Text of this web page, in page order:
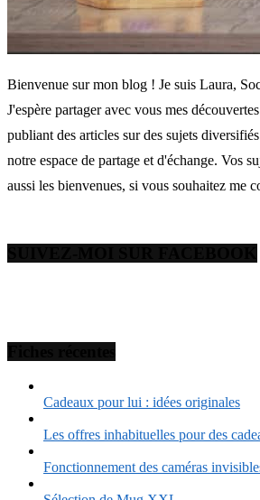
Bienvenue sur mon blog ! Je suis Laura,
J'espère partager avec vous mes
publiant des articles sur des sujets
notre espace de partage et d'échange. Vos
aussi les bienvenues, si vous souhaitez me
Cadeaux pour lui : idées originales
Les offres inhabituelles pour des
Fonctionnement des caméras